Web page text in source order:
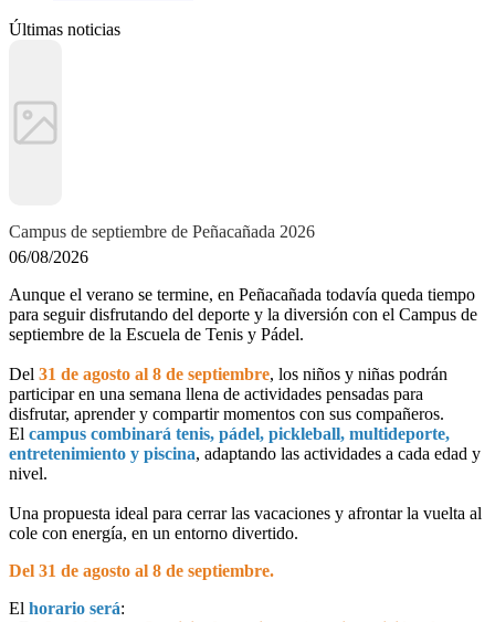
Últimas noticias
Campus de septiembre de Peñacañada 2026
06/08/2026
Aunque el verano se termine, en Peñacañada todavía queda tiempo
para seguir disfrutando del deporte y la diversión con el Campus de
septiembre de la Escuela de Tenis y Pádel.
Del 31 de agosto al 8 de septiembre, los niños y niñas podrán
participar en una semana llena de actividades pensadas para
disfrutar, aprender y compartir momentos con sus compañeros.
El campus combinará tenis, pádel, pickleball, multideporte,
entretenimiento y piscina, adaptando las actividades a cada edad y
nivel.
Una propuesta ideal para cerrar las vacaciones y afrontar la vuelta al
cole con energía, en un entorno divertido.
Del 31 de agosto al 8 de septiembre.
El horario será: